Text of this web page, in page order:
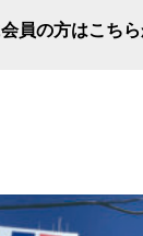
員の方はこちら